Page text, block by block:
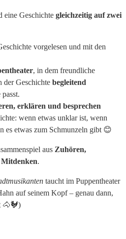
eine Geschichte gleichzeitig auf zwei
vorgelesen und mit den
, in dem freundliche
der Geschichte begleitend
erklären und besprechen
wenn etwas unklar ist, wenn
es etwas zum Schmunzeln gibt 😊
aus Zuhören,
Mitdenken.
taucht im Puppentheater
auf seinem Kopf – genau dann,
🐴🐓)